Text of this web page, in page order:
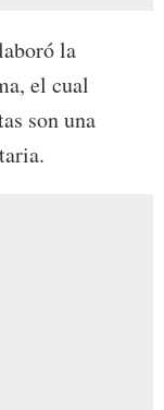
la
el cual
son una